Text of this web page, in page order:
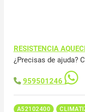
RESISTENCIA
¿Precisas de ajuda?
959501246
A52102400